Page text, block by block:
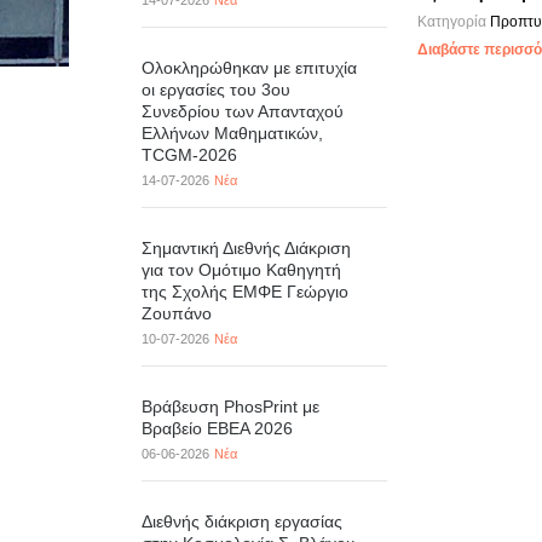
Κατηγορία
Διαβάστε
Ολοκληρώθηκαν με επιτυχία
οι εργασίες του 3ου
Συνεδρίου των Απανταχού
Ελλήνων Μαθηματικών,
TCGM-2026
14-07-2026 Νέα
Σημαντική Διεθνής Διάκριση
για τον Ομότιμο Καθηγητή
της Σχολής ΕΜΦΕ Γεώργιο
Ζουπάνο
10-07-2026 Νέα
Βράβευση PhosPrint με
Βραβείο ΕΒΕΑ 2026
06-06-2026 Νέα
Διεθνής διάκριση εργασίας